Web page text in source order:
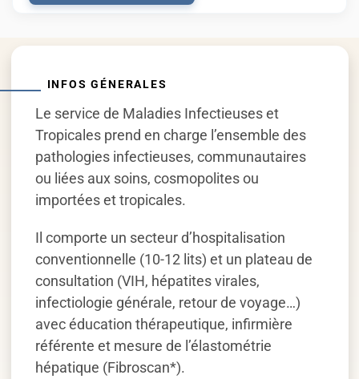
INFOS GÉNERALES
Le service de Maladies Infectieuses et
Tropicales prend en charge l’ensemble des
pathologies infectieuses, communautaires
ou liées aux soins, cosmopolites ou
importées et tropicales.
Il comporte un secteur d’hospitalisation
conventionnelle (10-12 lits) et un plateau de
consultation (VIH, hépatites virales,
infectiologie générale, retour de voyage…)
avec éducation thérapeutique, infirmière
référente et mesure de l’élastométrie
hépatique (Fibroscan*).